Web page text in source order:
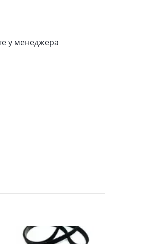
у менеджера